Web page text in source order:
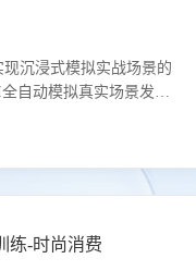
沉浸式模拟实战场景的
自动模拟真实场景发生
练-时尚消费